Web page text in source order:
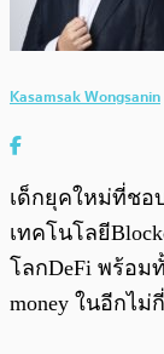
Kasamsak Wongsanin
เด็กยุคใหม่ที่ชอ
เทคโนโลยี
โลกDeFi พร้อม
money ในอีกไม่